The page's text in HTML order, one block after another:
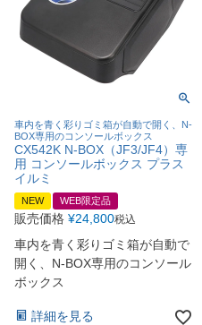
車内を青く彩りゴミ箱が自動で開く、N-
BOX専用のコンソールボックス
CX542K N-BOX（JF3/JF4）専
用 コンソールボックス プラス
イルミ
NEW WEB限定品
販売価格 ¥24,800税込
車内を青く彩りゴミ箱が自動で
開く、N-BOX専用のコンソール
ボックス
詳細を見る